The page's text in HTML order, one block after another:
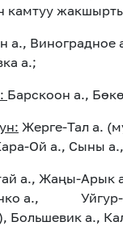
камтуу
а., Виноградное
а.;
Барскоон а.,
Жерге-Тал а.
Ой а., Сыны
а., Жаңы-Арык
а., Уйгур-
Большевик а.,